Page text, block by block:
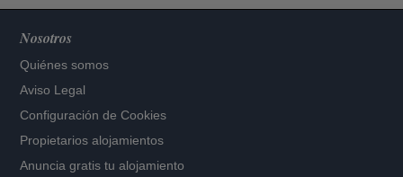
Nosotros
Quiénes somos
Aviso Legal
Configuración de Cookies
Propietarios alojamientos
Anuncia gratis tu alojamiento